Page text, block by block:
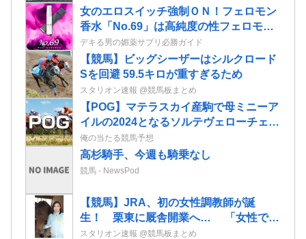
女のエロスイッチ強制ＯＮ！フェロモン
香水「No.69」は高純度の性フェロモン
を配合！
デキる男の媚薬サプリ必勝ガイド
【競馬】ビッグシーザーはシルクロード
Sを回避 59.5キロが重すぎるため
スタリオン速報 @競馬板まとめ
【POG】マテラスカイ産駒で母ミニーア
イルの2024となるソルテヴェローチェの
2歳情報
俺の当たる競馬予想
高杉騎手、今週も騎乗なし
競馬 - NewsPod
【競馬】JRA、初の女性調教師が誕
生！ 栗東に厩舎開業へ… 「女性でも
できる仕事だと知ってもらいたい」「長
スタリオン速報 @競馬板まとめ